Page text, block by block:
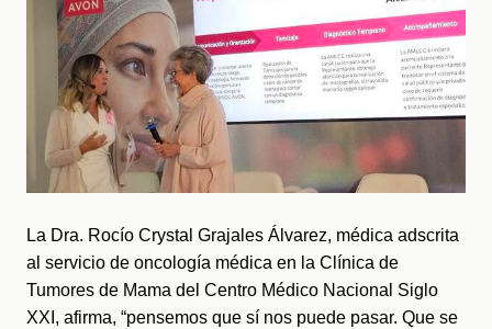
La Dra. Rocío Crystal Grajales Álvarez, médica adscrita
al servicio de oncología médica en la Clínica de
Tumores de Mama del Centro Médico Nacional Siglo
XXI, afirma, “pensemos que sí nos puede pasar. Que se